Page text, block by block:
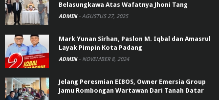
Belasungkawa Atas Wafatnya Jhoni Tang
ADMIN - AGUSTUS 27, 2025
Mark Yunan Sirhan, Paslon M. Iqbal dan Amasrul
Layak Pimpin Kota Padang
ADMIN - NOVEMBER 8, 2024
Jelang Peresmian EIBOS, Owner Emersia Group
Jamu Rombongan Wartawan Dari Tanah Datar